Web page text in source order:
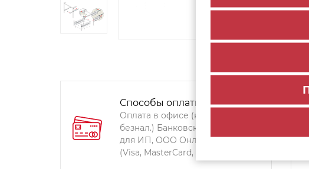
Способы оплаты:
Оплата в офисе (наличными,
безнал.) Банковский перевод
для ИП, ООО Онлайн-оплата
(Visa, MasterCard, Мир)